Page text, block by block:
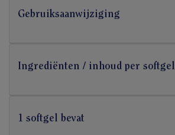
Gebruiksaanwijziging
Ingrediënten / inhoud per softgel
1 softgel bevat